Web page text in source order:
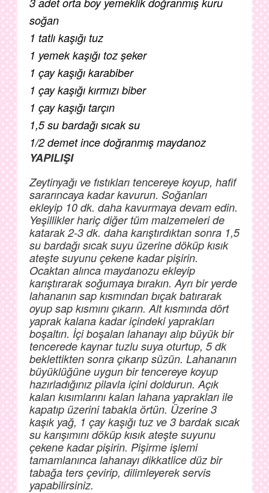
soğan
1 tatlı kaşığı tuz
1 yemek kaşığı toz şeker
1 çay kaşığı karabiber
1 çay kaşığı kırmızı biber
1 çay kaşığı tarçın
1,5 su bardağı sıcak su
1/2 demet ince doğranmış maydanoz
YAPILIŞI
Zeytinyağı ve fıstıkları tencereye koyup, hafif
sararıncaya kadar kavurun. Soğanları
ekleyip 10 dk. daha kavurmaya devam edin.
Yeşillikler hariç diğer tüm malzemeleri de
katarak 2-3 dk. daha karıştırdıktan sonra 1,5
su bardağı sıcak suyu üzerine döküp kısık
ateşte suyunu çekene kadar pişirin.
Ocaktan alınca maydanozu ekleyip
karıştırarak soğumaya bırakın. Ayrı bir yerde
lahananın sap kısmından bıçak batırarak
oyup sap kısmını çıkarın. Alt kısmında dört
yaprak kalana kadar içindeki yaprakları
boşaltın. İçi boşalan lahanayı alıp büyük bir
tencerede kaynar tuzlu suya oturtup, 5 dk
beklettikten sonra çıkarıp süzün. Lahananın
büyüklüğüne uygun bir tencereye koyup
hazırladığınız pilavla içini doldurun. Açık
kalan kısımlarını kalan lahana yaprakları ile
kapatıp üzerini tabakla örtün. Üzerine 3
kaşık yağ, 1 çay kaşığı tuz ve 3 bardak sıcak
su karışımını döküp kısık ateşte suyunu
çekene kadar pişirin. Pişirme işlemi
tamamlanınca lahanayı dikkatlice düz bir
tabağa ters çevirip, dilimleyerek servis
yapabilirsiniz.